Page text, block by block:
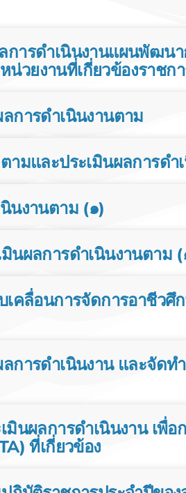
การดําเนินงานแผนพัฒน
วยงานที่เกี่ยวข้องราชก
การดําเนินงานตาม
ามและประเมินผลการดํา
นงานตาม (๑)
นผลการดําเนินงานตาม (
เคลื่อนการจัดการอาชีว
การดําเนินงาน และจัดทํ
นผลการดําเนินงาน เพื่
ที่เกี่ยวข้อง